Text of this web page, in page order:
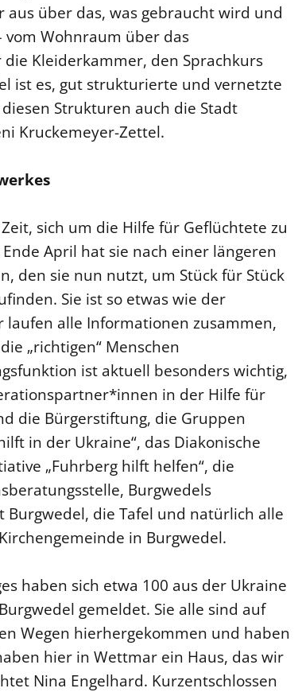
aus über das, was gebraucht wird und
vom Wohnraum über das
Kleiderkammer, den Sprachkurs
ist es, gut strukturierte und vernetzte
Strukturen auch die Stadt
Kruckemeyer-Zettel.
sich um die Hilfe für Geflüchtete zu
April hat sie nach einer längeren
den sie nun nutzt, um Stück für Stück
Sie ist so etwas wie der
alle Informationen zusammen,
„richtigen“ Menschen
ist aktuell besonders wichtig,
in der Hilfe für
die Bürgerstiftung, die Gruppen
in der Ukraine“, das Diakonische
„Fuhrberg hilft helfen“, die
Burgwedels
die Tafel und natürlich alle
in Burgwedel.
haben sich etwa 100 aus der Ukraine
gemeldet. Sie alle sind auf
Wegen hierhergekommen und haben
hier in Wettmar ein Haus, das wir
Nina Engelhard. Kurzentschlossen